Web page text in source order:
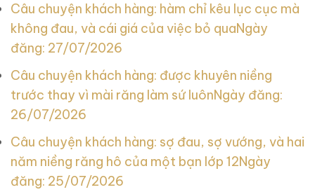
Câu chuyện khách hàng: hàm chỉ kêu lục cục mà
không đau, và cái giá của việc bỏ quaNgày
đăng: 27/07/2026
Câu chuyện khách hàng: được khuyên niềng
trước thay vì mài răng làm sứ luônNgày đăng:
26/07/2026
Câu chuyện khách hàng: sợ đau, sợ vướng, và hai
năm niềng răng hô của một bạn lớp 12Ngày
đăng: 25/07/2026